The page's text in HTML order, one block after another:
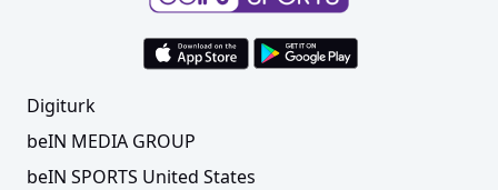
Digiturk
beIN MEDIA GROUP
beIN SPORTS United States